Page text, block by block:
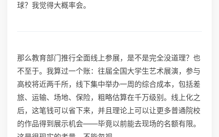
球？我觉得大概率会。
那么教育部门推行全面线上参展，是不是完全没道理？也
不至于。我算过一个账：往届全国大学生艺术展演，参与
高校将近两千所，线下集中举办一周的综合成本，包括差
旅、运输、场地、保险，粗略估算在千万级别。线上化之
后，这笔钱可以省下来，并且理论上可以让更多普通院校
的作品得到展示机会——毕竟以前能去现场的名额有限。